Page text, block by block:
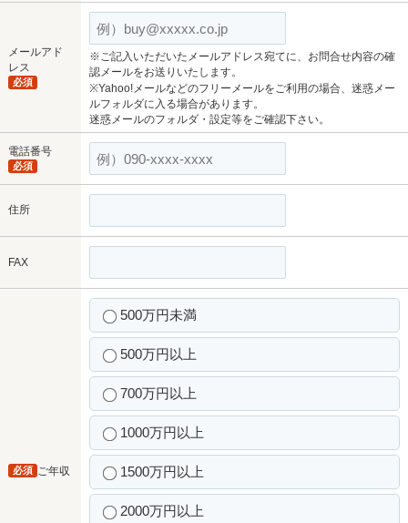
メールアド
レス
必須
※ご記入いただいたメールアドレス宛てに、お問合せ内容の確
認メールをお送りいたします。
※Yahoo!メールなどのフリーメールをご利用の場合、迷惑メー
ルフォルダに入る場合があります。
迷惑メールのフォルダ・設定等をご確認下さい。
電話番号
必須
住所
FAX
ご年収
必須
500万円未満
500万円以上
700万円以上
1000万円以上
1500万円以上
2000万円以上